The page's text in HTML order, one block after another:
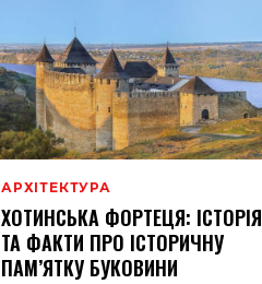
АРХІТЕКТУРА
ХОТИНСЬКА ФОРТЕЦЯ: ІСТОРІЯ
ТА ФАКТИ ПРО ІСТОРИЧНУ
ПАМ’ЯТКУ БУКОВИНИ